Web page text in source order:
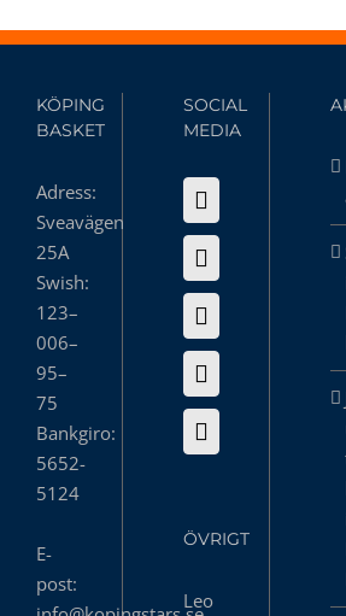
KÖPING
BASKET
Adress:
Sveavägen
25A
Swish:
123–
006–
95–
75
Bankgiro:
5652-
5124
E-
post:
SOCIAL
MEDIA
ÖVRIGT
Leo